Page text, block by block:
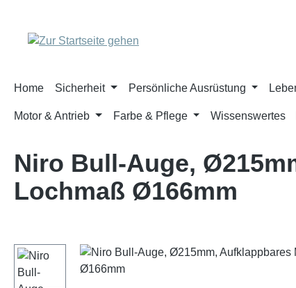
Home Sicherheit Persönliche Ausrüstung
Motor & Antrieb Farbe & Pflege Wissenswertes
Niro Bull-Auge,
Lochmaß Ø166mm
Bildergalerie überspringen